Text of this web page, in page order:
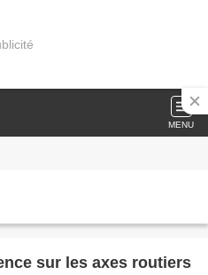
MENU
sur les axes routiers